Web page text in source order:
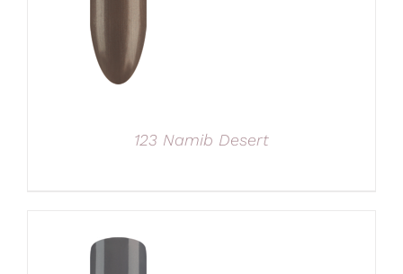
123 Namib Desert